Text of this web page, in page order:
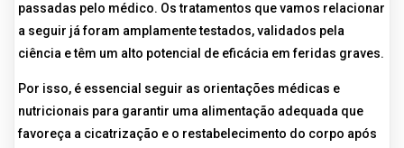
passadas pelo médico. Os tratamentos que vamos relacionar
a seguir já foram amplamente testados, validados pela
ciência e têm um alto potencial de eficácia em feridas graves.
Por isso, é essencial seguir as orientações médicas e
nutricionais para garantir uma alimentação adequada que
favoreça a cicatrização e o restabelecimento do corpo após